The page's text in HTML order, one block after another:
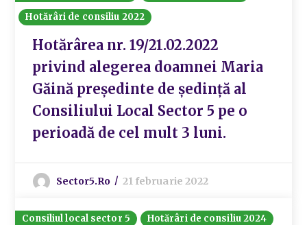
Hotărâri de consiliu 2022
Hotărârea nr. 19/21.02.2022
privind alegerea doamnei Maria
Găină preşedinte de şedinţă al
Consiliului Local Sector 5 pe o
perioadă de cel mult 3 luni.
Sector5.ro 21 februarie 2022
Consiliul local sector 5
Hotărâri de consiliu 2024